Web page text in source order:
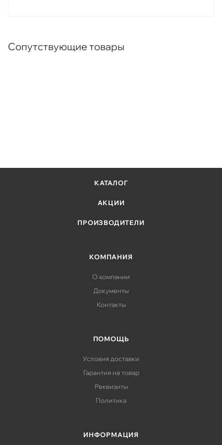
Сопутствующие товары
КАТАЛОГ
АКЦИИ
ПРОИЗВОДИТЕЛИ
КОМПАНИЯ
О компании
Документы
Контакты
ПОМОЩЬ
Условия доставки
Гарантия на товар
Реквизиты
Политика
ИНФОРМАЦИЯ